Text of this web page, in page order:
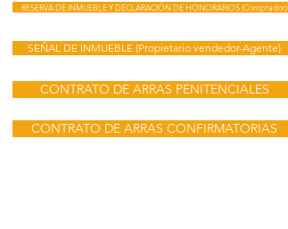
RESERVA DE INMUEBLE Y DECLARACIÓN DE HONORARIOS (Comprador)
SEÑAL DE INMUEBLE (Propietario vendedor-Agente)
CONTRATO DE ARRAS PENITENCIALES
CONTRATO DE ARRAS CONFIRMATORIAS